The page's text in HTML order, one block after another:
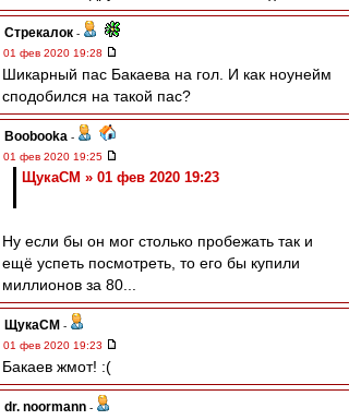
Стрекалок -
01 фев 2020 19:28
Шикарный пас Бакаева на гол. И как ноунейм
сподобился на такой пас?
Boobooka -
01 фев 2020 19:25
ЩукаСМ » 01 фев 2020 19:23
Ну если бы он мог столько пробежать так и
ещё успеть посмотреть, то его бы купили
миллионов за 80...
ЩукаСМ -
01 фев 2020 19:23
Бакаев жмот! :(
dr. noormann -